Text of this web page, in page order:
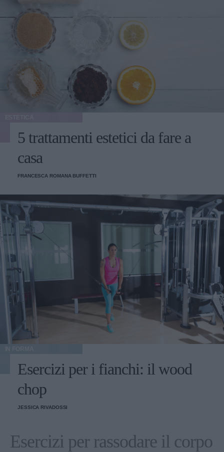
5 trattamenti estetici da fare a
casa
FRANCESCA ROMANA BUFFETTI
Esercizi per i fianchi: il wood
chop
JESSICA RIVADOSSI
Esercizi per rassodare il corpo